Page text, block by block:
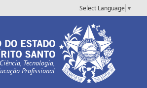
Select Language ▼
Tecnologia,
Profissional